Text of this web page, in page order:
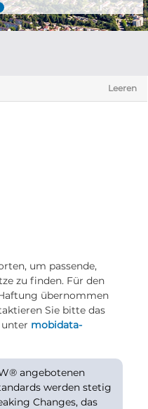
Leeren
um passende,
zu finden. Für den
übernommen
Sie bitte das
mobidata-
angebotenen
werden stetig
Changes, das